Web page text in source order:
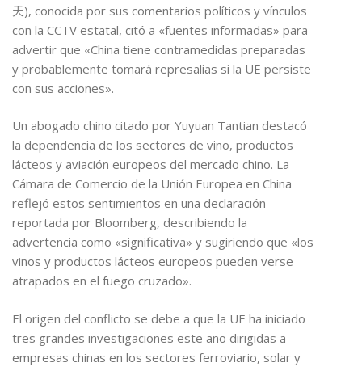
天), conocida por sus comentarios políticos y vínculos
con la CCTV estatal, citó a «fuentes informadas» para
advertir que «China tiene contramedidas preparadas
y probablemente tomará represalias si la UE persiste
con sus acciones».
Un abogado chino citado por Yuyuan Tantian destacó
la dependencia de los sectores de vino, productos
lácteos y aviación europeos del mercado chino. La
Cámara de Comercio de la Unión Europea en China
reflejó estos sentimientos en una declaración
reportada por Bloomberg, describiendo la
advertencia como «significativa» y sugiriendo que «los
vinos y productos lácteos europeos pueden verse
atrapados en el fuego cruzado».
El origen del conflicto se debe a que la UE ha iniciado
tres grandes investigaciones este año dirigidas a
empresas chinas en los sectores ferroviario, solar y